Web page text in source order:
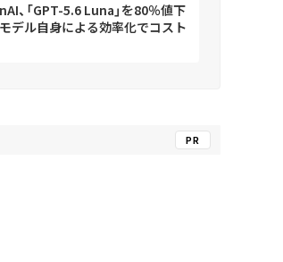
、「GPT-5.6 Luna」を80％値下
デル自身による効率化でコスト
PR